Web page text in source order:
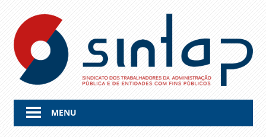
content
MENU